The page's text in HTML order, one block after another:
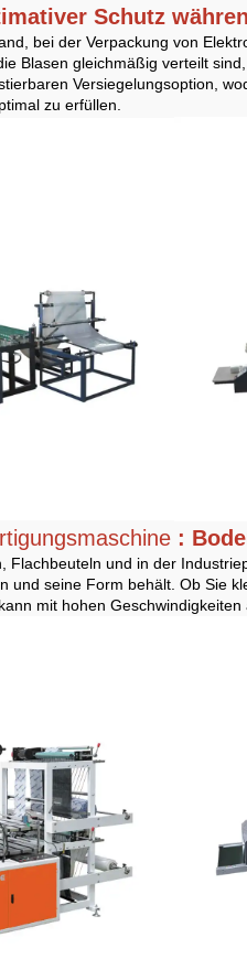
Schutz
bei der Verpackung von
Blasen gleichmäßig verteilt
Versiegelungsoption,
zu erfüllen.
:
Flachbeuteln und in der
und seine Form behält. Ob Sie
mit hohen